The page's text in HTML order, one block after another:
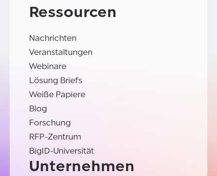
Ressourcen
Nachrichten
Veranstaltungen
Webinare
Lösung Briefs
Weiße Papiere
Blog
Forschung
RFP-Zentrum
BigID-Universität
Unternehmen